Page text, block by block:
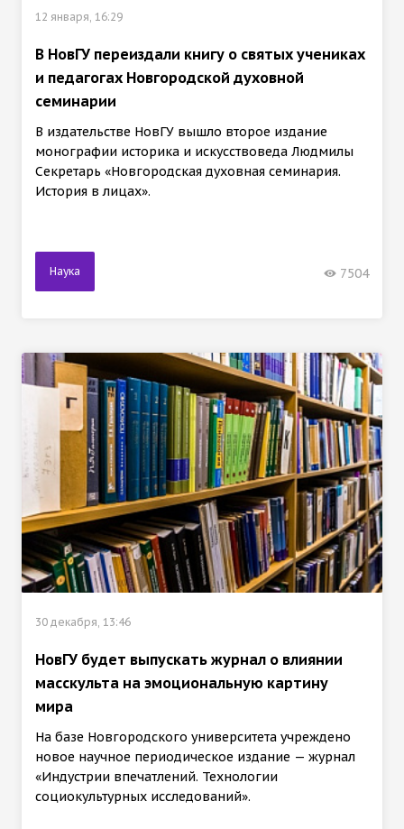
12 января, 16:29
В НовГУ переиздали книгу о святых учениках
и педагогах Новгородской духовной
семинарии
В издательстве НовГУ вышло второе издание
монографии историка и искусствоведа Людмилы
Секретарь «Новгородская духовная семинария.
История в лицах».
Наука 7504
30 декабря, 13:46
НовГУ будет выпускать журнал о влиянии
масскульта на эмоциональную картину
мира
На базе Новгородского университета учреждено
новое научное периодическое издание — журнал
«Индустрии впечатлений. Технологии
социокультурных исследований».